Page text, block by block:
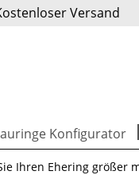
Versand
Konfigurator
Ihren Ehering größer